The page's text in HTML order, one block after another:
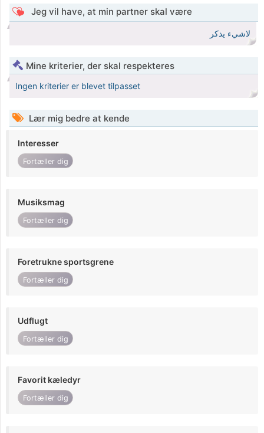
Jeg vil have, at min partner skal være
لاشيء يذكر
Mine kriterier, der skal respekteres
Ingen kriterier er blevet tilpasset
Lær mig bedre at kende
Interesser
Fortæller dig
Musiksmag
Fortæller dig
Foretrukne sportsgrene
Fortæller dig
Udflugt
Fortæller dig
Favorit kæledyr
Fortæller dig